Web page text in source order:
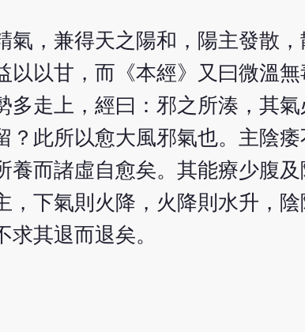
氣，兼得天之陽和，陽主發散
以甘，而《本經》又曰微溫
多走上，經曰：邪之所湊，其
此所以愈大風邪氣也。主陰
養而諸虛自愈矣。其能療少腹
，下氣則火降，火降則水升，
其退而退矣。